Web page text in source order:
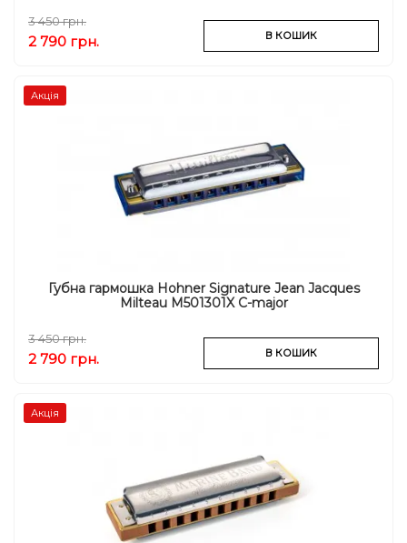
3 450 грн.
2 790 грн. В КОШИК
Акція
Губна гармошка Hohner Signature Jean Jacques
Milteau M501301X C-major
3 450 грн.
2 790 грн. В КОШИК
Акція